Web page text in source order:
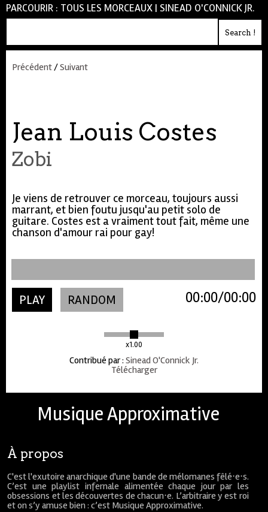
PARCOURIR : TOUS LES MORCEAUX | SINEAD O'CONNICK JR.
Précédent/Suivant
Jean Louis Costes
Zobi
Je viens de retrouver ce morceau, toujours aussi
marrant, et bien foutu jusqu'au petit solo de
guitare. Costes est a vraiment tout fait, même une
chanson d'amour rai pour gay!
PLAY RANDOM
x1.00
00:00
00:00
Contribué par: Sinead O'Connick Jr.
Télécharger
Musique Approximative
À propos
C'est l'exutoire anarchique d'une bande de mélomanes fêlé⋅e⋅s.
C’est une playlist infernale alimentée chaque jour par les
obsessions et les découvertes de chacun⋅e. L’arbitraire y est roi
et on s’y amuse bien : c’est Musique Approximative.